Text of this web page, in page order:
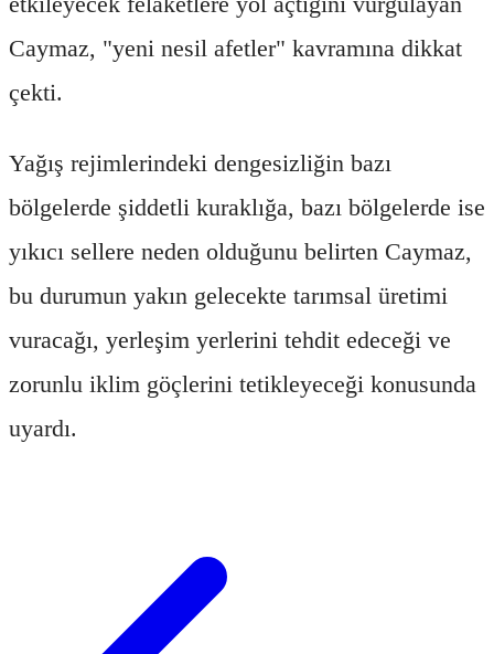
Caymaz, "yeni nesil afetler" kavramına dikkat
çekti.
Yağış rejimlerindeki dengesizliğin bazı
bölgelerde şiddetli kuraklığa, bazı bölgelerde ise
yıkıcı sellere neden olduğunu belirten Caymaz,
bu durumun yakın gelecekte tarımsal üretimi
vuracağı, yerleşim yerlerini tehdit edeceği ve
zorunlu iklim göçlerini tetikleyeceği konusunda
uyardı.